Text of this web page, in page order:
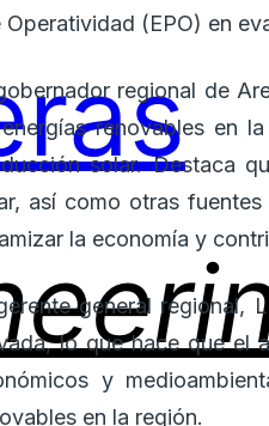
Operatividad (EPO) en
regional de
renovables en
solar. Destaca
así como otras
la economía y
general regional,
lo que hace que el
y
en la región.